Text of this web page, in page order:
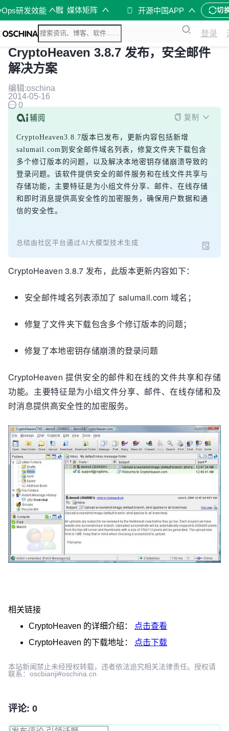
研发效能 媒体矩阵 开源中国APP 切
登录
CryptoHeaven 3.8.7 发布，安全邮件
解决方案
编辑:oschina
2014-05-16
0
复制
CryptoHeaven3.8.7版本已发布，更新内容包括新增
salumail.com到安全邮件域名列表，修复文件夹下载包含
多个修订版本的问题，以及解决本地密钥存储崩溃导致的
登录问题。该软件提供安全的邮件服务和在线文件共享与
存储功能，主要特征是为小组文件分享、邮件、在线存储
和即时消息提供高安全性的加密服务，确保用户数据和通
信的安全性。
总结由社区平台通过AI大模型技术生成
CryptoHeaven 3.8.7 发布，此版本更新内容如下：
安全邮件域名列表添加了 salumail.com 域名；
修复了文件夹下载包含多个修订版本的问题；
修复了本地密钥存储崩溃的登录问题
CryptoHeaven 提供安全的邮件和在线的文件共享和存储
功能。主要特征是为小组文件分享、邮件、在线存储和及
时消息提供高安全性的加密服务。
相关链接
CryptoHeaven 的详细介绍：
点击查看
CryptoHeaven 的下载地址： 点击下载
本站新闻禁止未经授权转载，违者依法追究相关法律责任。授权请
联系：oscbianji#oschina.cn
评论: 0